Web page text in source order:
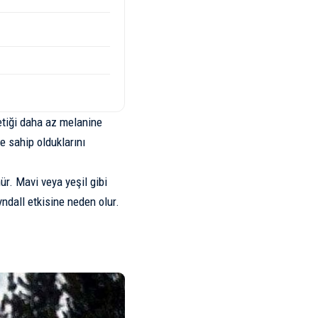
daha az melanine
sahip olduklarını
Mavi veya yeşil gibi
etkisine neden olur.